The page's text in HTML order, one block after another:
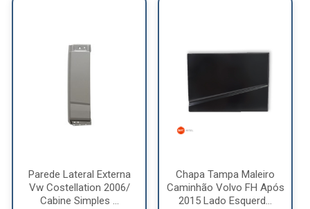
Parede Lateral Externa
Vw Costellation 2006/
Cabine Simples ...
Chapa Tampa Maleiro
Caminhão Volvo FH Após
2015 Lado Esquerd...